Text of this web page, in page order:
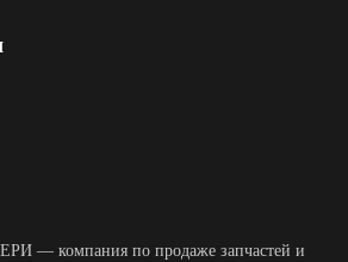
— компания по продаже запчастей и